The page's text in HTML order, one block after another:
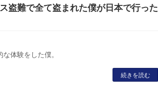
盗難で全て盗まれた僕が日本で行った
体験をした僕。
続きを読む